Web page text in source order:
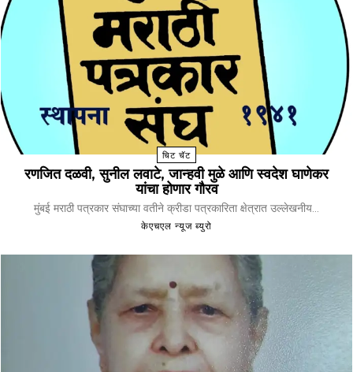
चिट चॅट
रणजित दळवी, सुनील लवाटे, जान्हवी मुळे आणि स्वदेश घाणेकर
यांचा होणार गौरव
मुंबई मराठी पत्रकार संघाच्या वतीने क्रीडा पत्रकारिता क्षेत्रात उल्लेखनीय...
केएचएल न्यूज ब्युरो